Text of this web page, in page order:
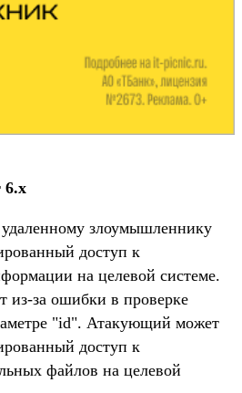
6.x
удаленному злоумышленнику
доступ к
на целевой системе.
из-за ошибки в проверке
"id". Атакующий может
доступ к
файлов на целевой